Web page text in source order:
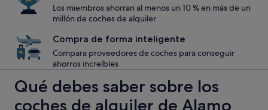
Los miembros ahorran al menos un 10 % en más de un
millón de coches de alquiler
Compra de forma inteligente
Compara proveedores de coches para conseguir
ahorros increíbles
Qué debes saber sobre los
coches de alquiler de Alamo